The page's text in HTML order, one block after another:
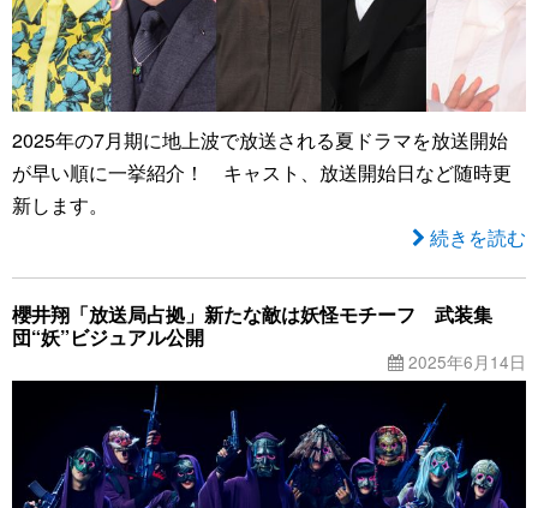
2025年の7月期に地上波で放送される夏ドラマを放送開始
が早い順に一挙紹介！ キャスト、放送開始日など随時更
新します。
続きを読む
櫻井翔「放送局占拠」新たな敵は妖怪モチーフ 武装集
団“妖”ビジュアル公開
2025年6月14日